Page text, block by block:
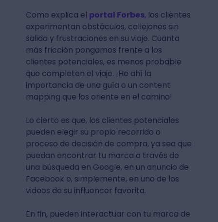
Como explica el portal Forbes, los clientes
experimentan obstáculos, callejones sin
salida y frustraciones en su viaje. Cuanta
más fricción pongamos frente a los
clientes potenciales, es menos probable
que completen el viaje. ¡He ahí la
importancia de una guía o un content
mapping que los oriente en el camino!
Lo cierto es que, los clientes potenciales
pueden elegir su propio recorrido o
proceso de decisión de compra, ya sea que
puedan encontrar tu marca a través de
una búsqueda en Google, en un anuncio de
Facebook o, simplemente, en uno de los
videos de su influencer favorita.
En fin, pueden interactuar con tu marca de